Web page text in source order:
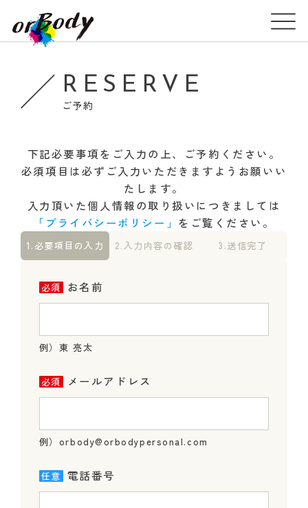
RESERVE
ご予約
下記必要事項をご入力の上、ご予約ください。
必須項目は必ずご入力いただきますようお願いい
たします。
入力頂いた個人情報の取り扱いにつきましては
「プライバシーポリシー」 をご覧ください。
1.必要項目の入力 2.入力内容の確認 3.送信完了
お名前
例）東 亮太
メールアドレス
例）orbody@orbodypersonal.com
電話番号